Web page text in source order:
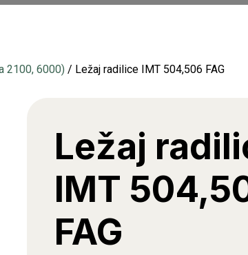
2100, 6000) / Ležaj radilice IMT 504,506 FAG
Ležaj
IMT
FAG